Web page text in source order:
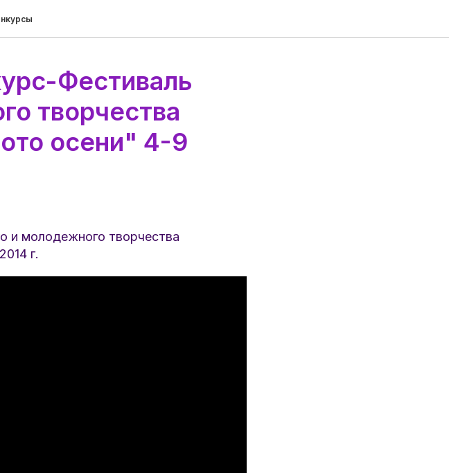
Фестиваль
творчества
осени" 4-9
и молодежного творчества
г.